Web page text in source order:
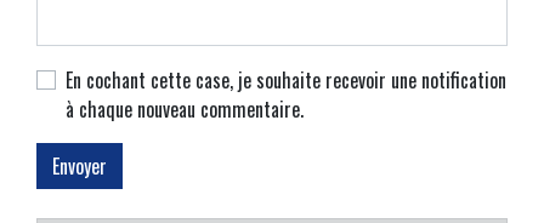
En cochant cette case, je souhaite recevoir une notification
à chaque nouveau commentaire.